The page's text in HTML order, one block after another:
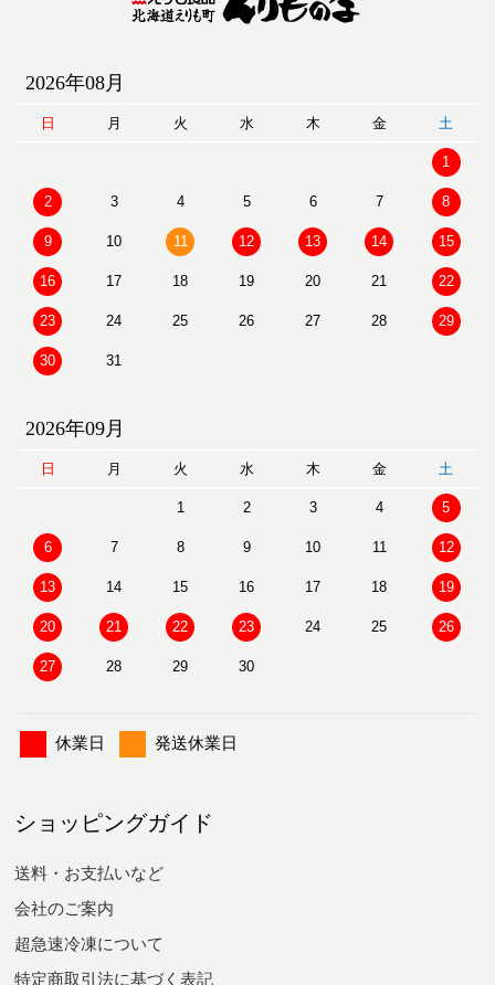
2026年08月
日 月 火 水 木 金 土
1
2 3 4 5 6 7 8
9 10 11 12 13 14 15
16 17 18 19 20 21 22
23 24 25 26 27 28 29
30 31
2026年09月
日 月 火 水 木 金 土
1 2 3 4 5
6 7 8 9 10 11 12
13 14 15 16 17 18 19
20 21 22 23 24 25 26
27 28 29 30
休業日 発送休業日
ショッピングガイド
送料・お支払いなど
会社のご案内
超急速冷凍について
特定商取引法に基づく表記